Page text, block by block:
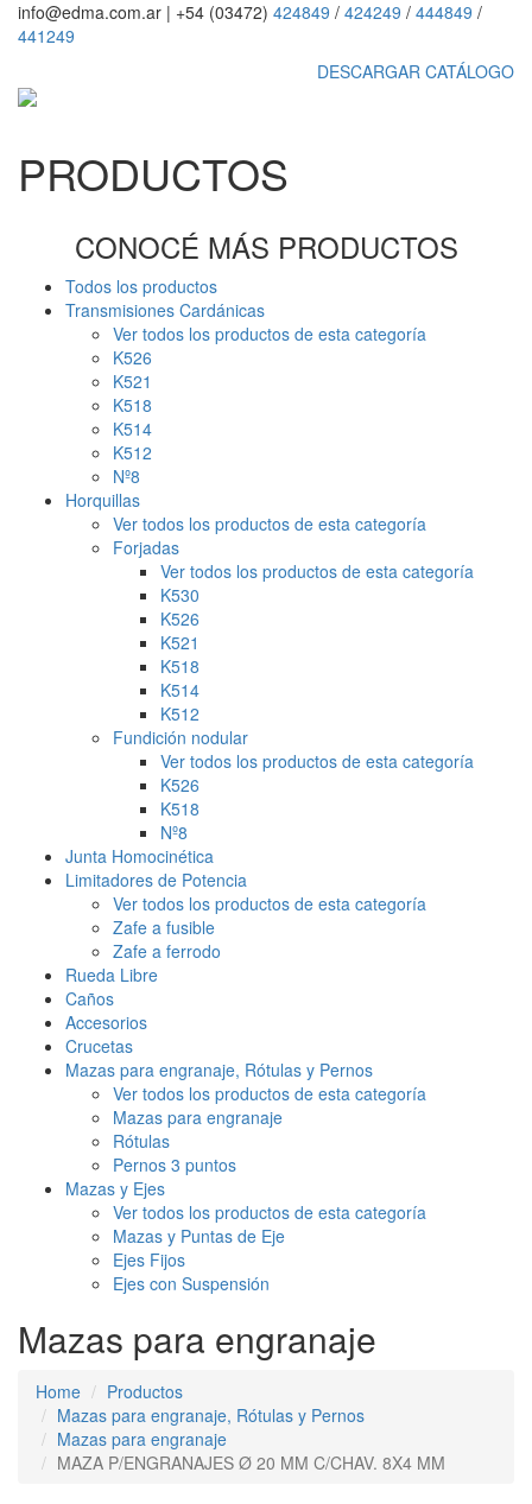
info@edma.com.ar | +54 (03472) 424849 / 424249 / 444849 /
441249
DESCARGAR CATÁLOGO
PRODUCTOS
CONOCÉ MÁS PRODUCTOS
Todos los productos
Transmisiones Cardánicas
Ver todos los productos de esta categoría
K526
K521
K518
K514
K512
Nº8
Horquillas
Ver todos los productos de esta categoría
Forjadas
Ver todos los productos de esta categoría
K530
K526
K521
K518
K514
K512
Fundición nodular
Ver todos los productos de esta categoría
K526
K518
Nº8
Junta Homocinética
Limitadores de Potencia
Ver todos los productos de esta categoría
Zafe a fusible
Zafe a ferrodo
Rueda Libre
Caños
Accesorios
Crucetas
Mazas para engranaje, Rótulas y Pernos
Ver todos los productos de esta categoría
Mazas para engranaje
Rótulas
Pernos 3 puntos
Mazas y Ejes
Ver todos los productos de esta categoría
Mazas y Puntas de Eje
Ejes Fijos
Ejes con Suspensión
Mazas para engranaje
Home
Productos
Mazas para engranaje, Rótulas y Pernos
Mazas para engranaje
MAZA P/ENGRANAJES Ø 20 MM C/CHAV. 8X4 MM